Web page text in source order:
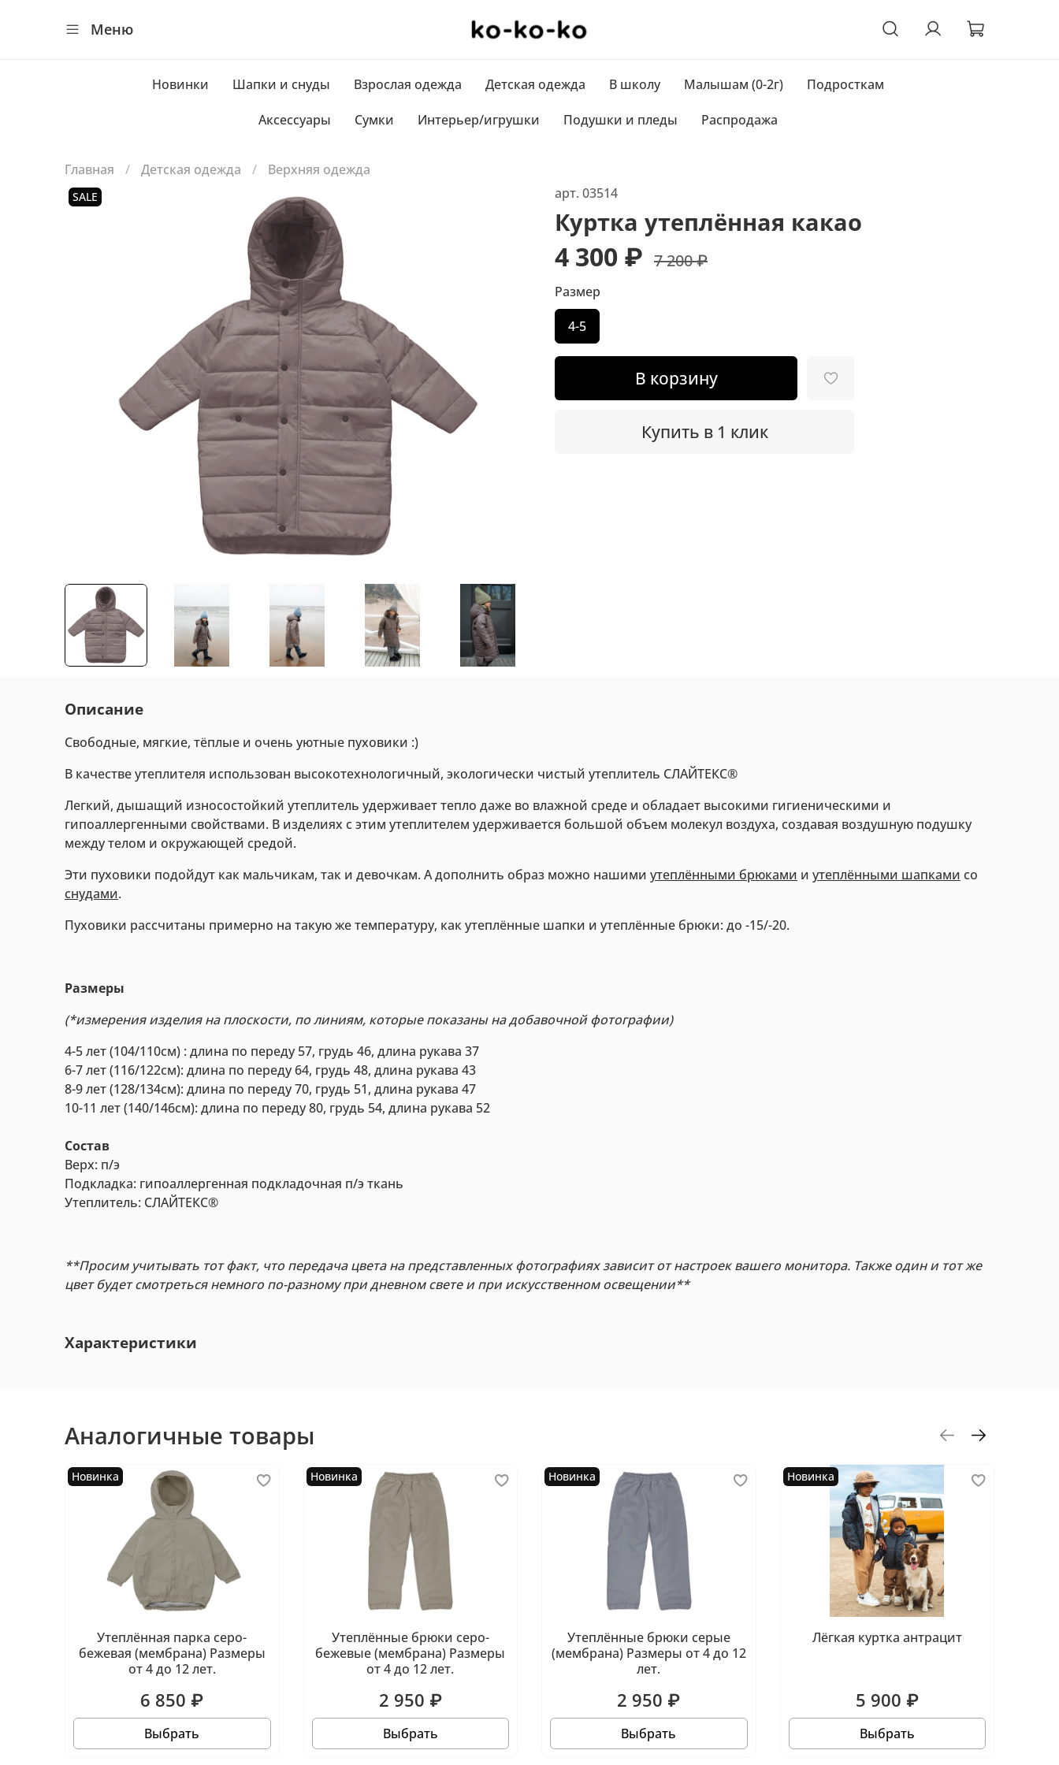
Меню
Новинки Шапки и снуды Взрослая одежда Детская одежда В школу Малышам (0-2г) Подросткам
Аксессуары Сумки Интерьер/игрушки Подушки и пледы Распродажа
Главная Детская одежда Верхняя одежда
SALE арт. 03514
Куртка утеплённая какао
4 300 ₽ 7 200 ₽
В корзину
Купить в 1 клик
Размер
4-5
Описание
Свободные, мягкие, тёплые и очень уютные пуховики :)
В качестве утеплителя использован высокотехнологичный, экологически чистый утеплитель СЛАЙТЕКС®
Легкий, дышащий износостойкий утеплитель удерживает тепло даже во влажной среде и обладает высокими гигиеническими и
гипоаллергенными свойствами. В изделиях с этим утеплителем удерживается большой объем молекул воздуха, создавая воздушную подушку
между телом и окружающей средой.
Эти пуховики подойдут как мальчикам, так и девочкам. А дополнить образ можно нашими утеплёнными брюками и утеплёнными шапками со
снудами.
Пуховики рассчитаны примерно на такую же температуру, как утеплённые шапки и утеплённые брюки: до -15/-20.
Размеры
(*измерения изделия на плоскости, по линиям, которые показаны на добавочной фотографии)
4-5 лет (104/110см) : длина по переду 57, грудь 46, длина рукава 37
6-7 лет (116/122см): длина по переду 64, грудь 48, длина рукава 43
8-9 лет (128/134см): длина по переду 70, грудь 51, длина рукава 47
10-11 лет (140/146см): длина по переду 80, грудь 54, длина рукава 52
Состав
Верх: п/э
Подкладка: гипоаллергенная подкладочная п/э ткань
Утеплитель: СЛАЙТЕКС®
**Просим учитывать тот факт, что передача цвета на представленных фотографиях зависит от настроек вашего монитора. Также один и тот же
цвет будет смотреться немного по-разному при дневном свете и при искусственном освещении**
Характеристики
Аналогичные товары
Новинка
Утеплённая парка серо-
бежевая (мембрана) Размеры
от 4 до 12 лет.
6 850 ₽
Выбрать
Новинка
Утеплённые брюки серо-
бежевые (мембрана) Размеры
от 4 до 12 лет.
2 950 ₽
Выбрать
Новинка
Утеплённые брюки серые
(мембрана) Размеры от 4 до 12
лет.
2 950 ₽
Выбрать
Новинка
Лёгкая куртка антрацит
5 900 ₽
Выбрать